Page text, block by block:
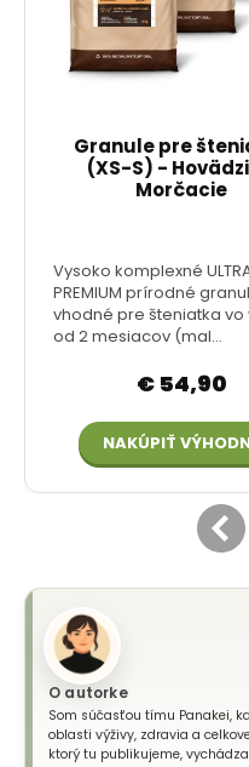
O autorke
Som súčasťou tímu Panakei,
oblasti výživy, zdravia a
ktorý tu publikujeme,